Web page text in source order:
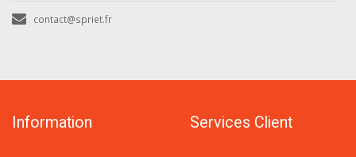
contact@spriet.fr
Information Services Client